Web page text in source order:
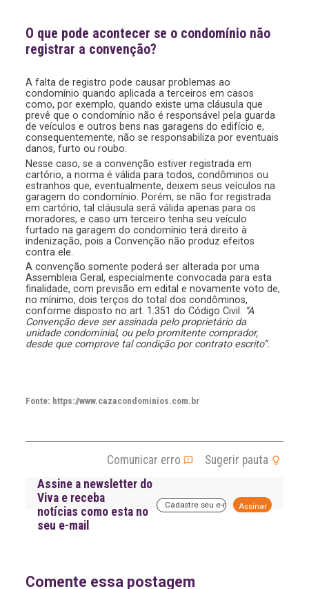
O que pode acontecer se o condomínio não
registrar a convenção?
A falta de registro pode causar problemas ao
condomínio quando aplicada a terceiros em casos
como, por exemplo, quando existe uma cláusula que
prevê que o condomínio não é responsável pela guarda
de veículos e outros bens nas garagens do edifício e,
consequentemente, não se responsabiliza por eventuais
danos, furto ou roubo.
Nesse caso, se a convenção estiver registrada em
cartório, a norma é válida para todos, condôminos ou
estranhos que, eventualmente, deixem seus veículos na
garagem do condomínio. Porém, se não for registrada
em cartório, tal cláusula será válida apenas para os
moradores, e caso um terceiro tenha seu veículo
furtado na garagem do condomínio terá direito à
indenização, pois a Convenção não produz efeitos
contra ele.
A convenção somente poderá ser alterada por uma
Assembleia Geral, especialmente convocada para esta
finalidade, com previsão em edital e novamente voto de,
no mínimo, dois terços do total dos condôminos,
conforme disposto no art. 1.351 do Código Civil. “A
Convenção deve ser assinada pelo proprietário da
unidade condominial, ou pelo promitente comprador,
desde que comprove tal condição por contrato escrito”.
Fonte: https://www.cazacondominios.com.br
Comunicar erro
Sugerir pauta
Assine a newsletter do
Viva e receba
notícias como esta no
seu e-mail
Comente essa postagem